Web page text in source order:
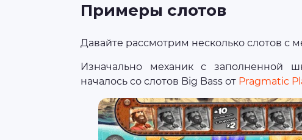
Примеры слотов
Давайте рассмотрим несколько слотов с
Изначально механик с заполненной
началось со слотов Big Bass от Pragmatic